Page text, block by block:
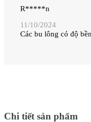
R*****n
11/10/2024
Các bu lông có độ
Chi tiết sản phẩm